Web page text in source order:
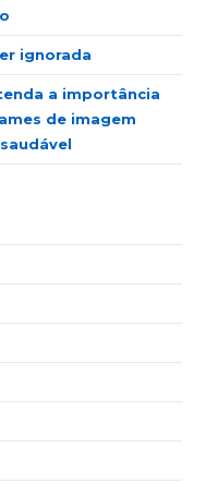
ignorada
a importância
de imagem